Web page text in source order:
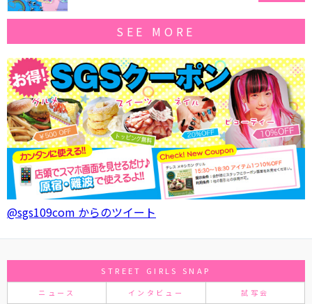
SEE MORE
@sgs109com からのツイート
STREET GIRLS SNAP
ニュース インタビュー 試写会